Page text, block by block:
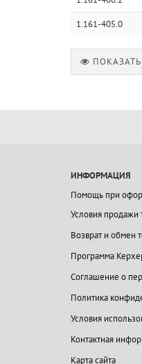
1.161-405.0
ИНФОРМАЦИЯ
Помощь при
Условия продажи
Возврат и обмен
Программа
Соглашение о
Политика
Условия
Контактная
Карта сайта